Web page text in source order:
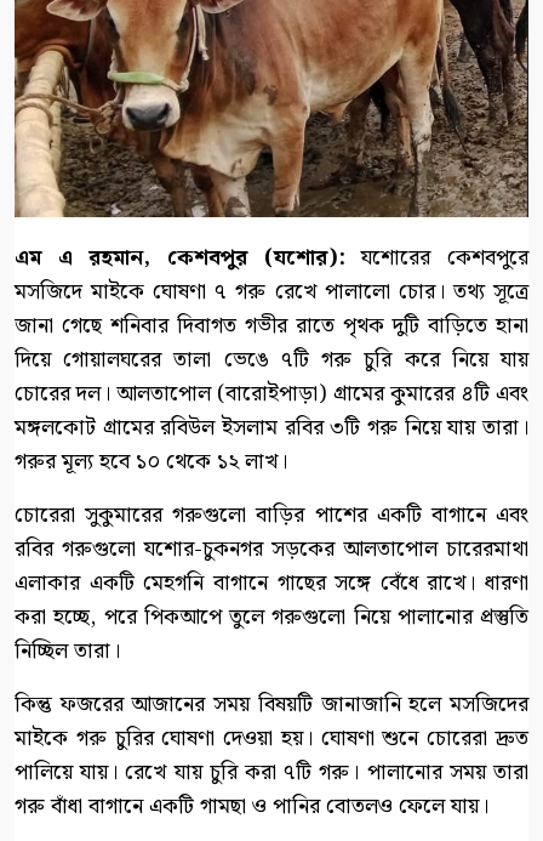
এম এ রহমান, কেশবপুর (যশোর): যশোরের কেশবপুরে
মসজিদে মাইকে ঘোষণা ৭ গরু রেখে পালালো চোর। তথ্য সূত্রে
জানা গেছে শনিবার দিবাগত গভীর রাতে পৃথক দুটি বাড়িতে হানা
দিয়ে গোয়ালঘরের তালা ভেঙে ৭টি গরু চুরি করে নিয়ে যায়
চোরের দল। আলতাপোল (বারোইপাড়া) গ্রামের কুমারের ৪টি এবং
মঙ্গলকোট গ্রামের রবিউল ইসলাম রবির ৩টি গরু নিয়ে যায় তারা।
গরুর মূল্য হবে ১০ থেকে ১২ লাখ।
চোরেরা সুকুমারের গরুগুলো বাড়ির পাশের একটি বাগানে এবং
রবির গরুগুলো যশোর-চুকনগর সড়কের আলতাপোল চারেরমাথা
এলাকার একটি মেহগনি বাগানে গাছের সঙ্গে বেঁধে রাখে। ধারণা
করা হচ্ছে, পরে পিকআপে তুলে গরুগুলো নিয়ে পালানোর প্রস্তুতি
নিচ্ছিল তারা।
কিন্তু ফজরের আজানের সময় বিষয়টি জানাজানি হলে মসজিদের
মাইকে গরু চুরির ঘোষণা দেওয়া হয়। ঘোষণা শুনে চোরেরা দ্রুত
পালিয়ে যায়। রেখে যায় চুরি করা ৭টি গরু। পালানোর সময় তারা
গরু বাঁধা বাগানে একটি গামছা ও পানির বোতলও ফেলে যায়।